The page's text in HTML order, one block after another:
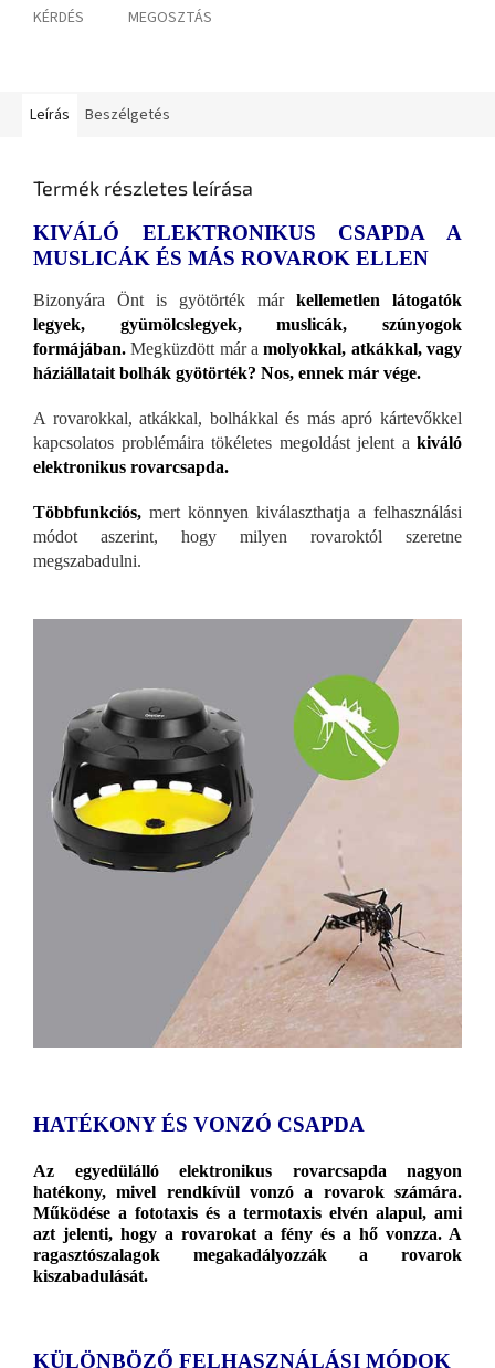
KÉRDÉS MEGOSZTÁS
Leírás Beszélgetés
Termék részletes leírása
KIVÁLÓ ELEKTRONIKUS CSAPDA A
MUSLICÁK ÉS MÁS ROVAROK ELLEN
Bizonyára Önt is gyötörték már kellemetlen látogatók
legyek, gyümölcslegyek, muslicák, szúnyogok
formájában. Megküzdött már amolyokkal, atkákkal, vagy
háziállatait bolhák gyötörték? Nos, ennek már vége.
A rovarokkal, atkákkal, bolhákkal és más apró kártevőkkel
kapcsolatos problémáira tökéletes megoldást jelent a kiváló
elektronikus rovarcsapda.
Többfunkciós, mert könnyen kiválaszthatja a felhasználási
módot aszerint, hogy milyen rovaroktól szeretne
megszabadulni.
HATÉKONY ÉS VONZÓ CSAPDA
Az egyedülálló elektronikus rovarcsapda nagyon
hatékony, mivel rendkívül vonzó a rovarok számára.
Működése a fototaxis és a termotaxis elvén alapul, ami
azt jelenti, hogy a rovarokat a fény és a hő vonzza. A
ragasztószalagok megakadályozzák a rovarok
kiszabadulását.
KÜLÖNBÖZŐ FELHASZNÁLÁSI MÓDOK